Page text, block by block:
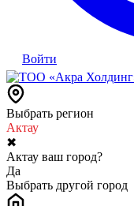
Войти
Выбрать регион
Актау
✖
Актау ваш город?
Да
Выбрать другой город